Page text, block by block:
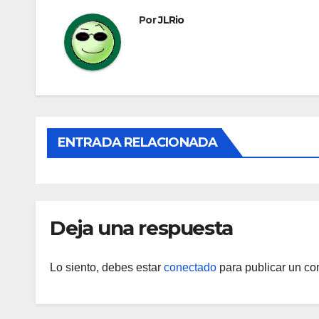
entradas
PorJLRio
ENTRADA RELACIONADA
Deja una respuesta
Lo siento, debes estar conectado para publicar un